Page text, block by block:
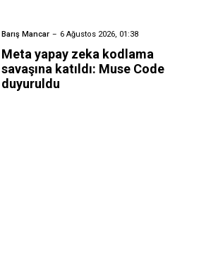
Barış Mancar 6 Ağustos 2026, 01:38
Meta yapay zeka kodlama
savaşına katıldı: Muse Code
duyuruldu